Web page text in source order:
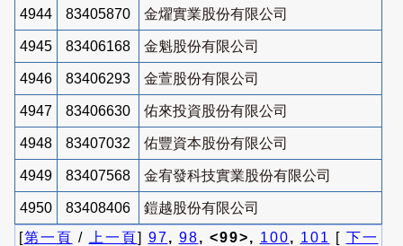
4944 83405870 金燿實業股份有限公司
4945 83406168 金魁股份有限公司
4946 83406293 金萱股份有限公司
4947 83406630 佑來投資股份有限公司
4948 83407032 佑豐資本股份有限公司
4949 83407568 金宥發科技實業股份有限公司
4950 83408406
鎧越股份有限公司
[第一頁 / 上一頁] 97, 98, <99>, 100, 101 [ 下一